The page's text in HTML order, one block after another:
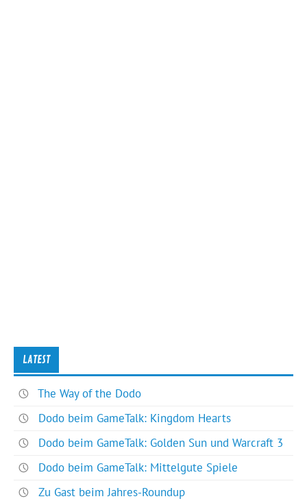
LATEST
The Way of the Dodo
Dodo beim GameTalk: Kingdom Hearts
Dodo beim GameTalk: Golden Sun und Warcraft 3
Dodo beim GameTalk: Mittelgute Spiele
Zu Gast beim Jahres-Roundup